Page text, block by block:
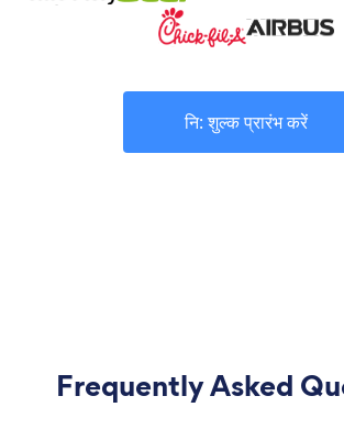
नि: शुल्क प्रारंभ करें
Frequently Asked